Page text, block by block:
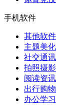
手机软件
其他软件
主题美化
社交通讯
拍照摄影
阅读资讯
出行购物
办公学习